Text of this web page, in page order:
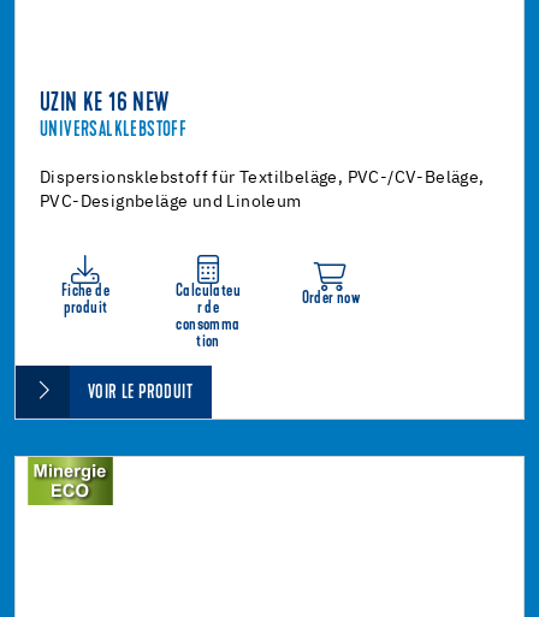
UZIN KE 16 NEW
UNIVERSALKLEBSTOFF
Dispersionsklebstoff für Textilbeläge, PVC-/CV-Beläge,
PVC-Designbeläge und Linoleum
Fiche de
produit
Calculateu
r de
consomma
tion
Order now
VOIR LE PRODUIT